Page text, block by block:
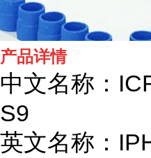
产品详情
中文名称：
S9
英文名称：